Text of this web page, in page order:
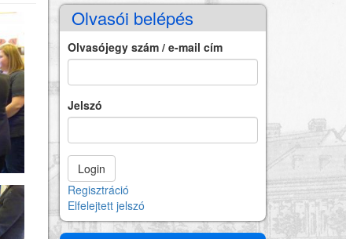
Olvasói belépés
Olvasójegy szám / e-mail cím
Jelszó
Regisztráció
Elfelejtett jelszó